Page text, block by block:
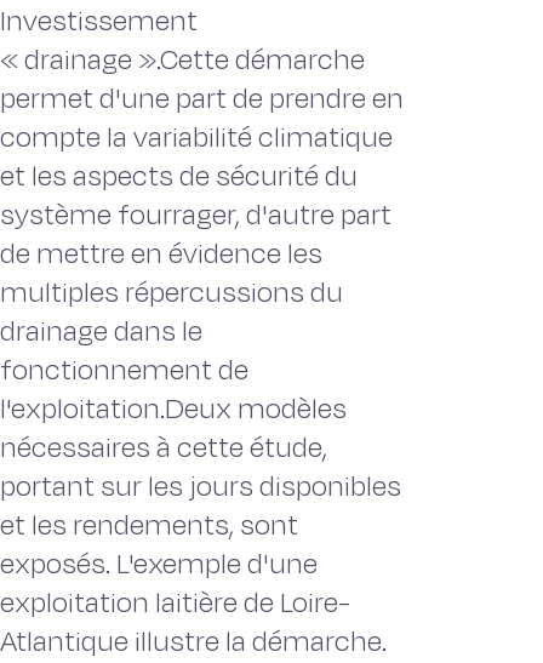
Investissement
« drainage ».Cette démarche
permet d'une part de prendre en
compte la variabilité climatique
et les aspects de sécurité du
système fourrager, d'autre part
de mettre en évidence les
multiples répercussions du
drainage dans le
fonctionnement de
l'exploitation.Deux modèles
nécessaires à cette étude,
portant sur les jours disponibles
et les rendements, sont
exposés. L'exemple d'une
exploitation laitière de Loire-
Atlantique illustre la démarche.